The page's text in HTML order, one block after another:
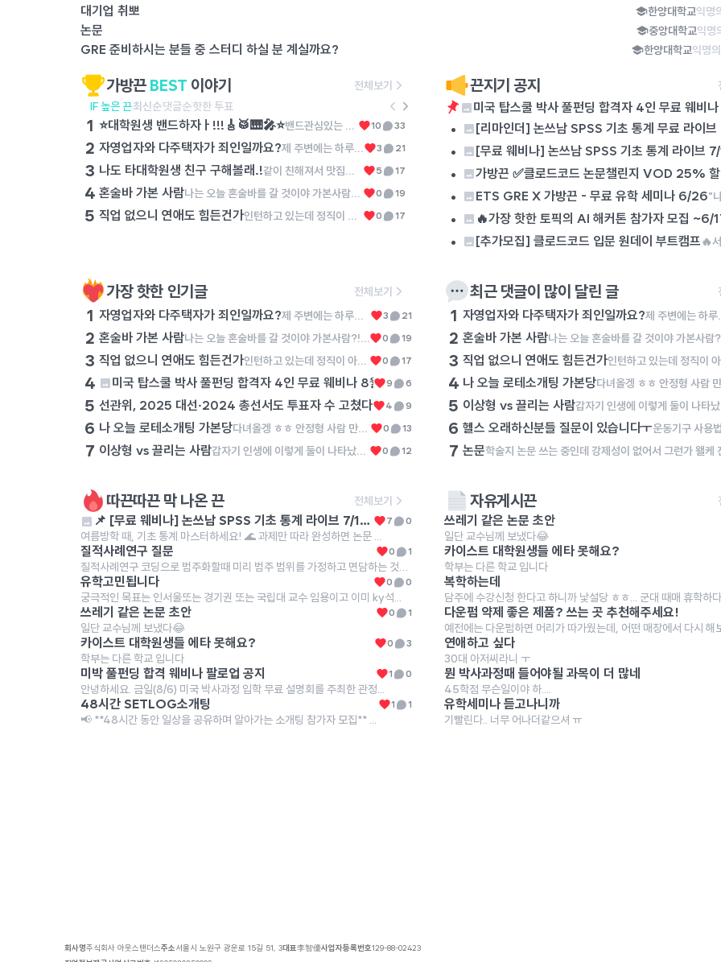
대기업 취뽀 한양대학교익명
논문 중앙대학교익명
GRE 준비하시는 분들 중 스터디 하실 분 계실까요? 한양대학교익명
가방끈BEST 이야기
전체보기
IF 높은 끈최신순댓글순핫한 투표
1 ⭐️대학원생 밴드하자ㅏ!!!🎸🥁🎹🎤⭐️ 밴드관심있는 사람?! 저번에 대학원생분들 모여서 합주 한번해봤는데 넘 좋더라구..!!!! રલા 나는,, 단순 일회성이아니라.. 장기적으로 밴드를 하거싶어서..!🥺✨ 음악이라는 좋은 관심사를 통해서 여럿이서 모여서 같이 뭘한다는게 엄청 뿌듯하고 재밌더라구?!!! >< 한번도 안해봤어도 괜찮아 ..!! 전공이 아니어도 괜찮아!!!! 그냥 밴드하는거에 진심인 사람이면 돼. 정기적으로 모여서 같이 합주하구 얘기도 나누고 내가 대문자 N이라서 그런지 모르겠는데..ㅋㅋ 나중에 혹시라도 잘되면 우리만의 자작곡같은거 만들어서 내거나 유명한 곡들 커버해서 인스타 계정 만들어서 혹시 우리 밴드가 커질수도 있나 .. 헤헤 라는 이상한 생각을 하기도 하지만(?) 여튼 너무 딥하게는 생각하지말고 ..! 밴드에 관심있거나 하고싶으면 나에게 꼭꼭 말해주었으면 해 ..!!!!!!!!! 𖤐 같이 재밌는 밴드 하자,,. 🥺✨ 🙏🏻🥲✨ 10 33
2 자영업자와 다주택자가 죄인일까요? 제 주변에는 하루에 최소 15시간, 많게는 19시간을 자기 몸과 영혼을 갈아서 자영업에 종사하는 이웃들이 있습니다. 이 분들은 순수 마진이라도 건지기 위해서 하루에 최소한 이 정도는 일해야 하고, 월 매출 6,000만 원을 넘기지 못하면 아르바이트생 월급도 주지 못하고 유지보수비에도 투자하지 못합니다. 그렇다보니 이 분들은 남녀 할 것 없이 1년에 쉬는 날이 1월 첫 날, 설날 당일, 추석 당일 밖에 없다고 이야기합니다. 그런데 과거 정부에서는 이 분들이 벌어들인 소득에 불필요하게 세금을 매기려 했고, 최저 시급도 너무 많이 올려서 코로나19 시기에는 이 분들이 애써 일구어 낸 사업을 접어야 하였습니다. 며칠 전 어느 대표님의 폐업을 돕는 일을 잠시 했습니다. 일을 하는 과정에서 켜켜이 쌓인 재고를 보며 마음이 너무 무거워졌습니다. 퇴근하고 학술논문을 쓰러 가는 길에 '사업을 하는 분들은 죄인인가?'라는 생각에 잠기곤 했습니다. 사업이란 이것이다! 도대체 사업을 하시는 분들이 무슨 죄를 지었길래 이러한 수모를 당해야만 하는지 이해가 가지 않습니다. 사업하는 분들을 조용히 응원하기라도 하면 몰라요. 그런데, 사업하는 분들이나 다주택자에 대해서 우리 사회는 저 분들을 적대시하기만 하고 저 분들에게서 돈을 뜯어내려고만 하고 있습니다. 우리는 이 분들이 낸 세금으로 살아가고 있는데, 이 분들의 입장이 되어 보기라도 했는지 모르겠습니다. 우연히 다주택자 분을 만나서 이야기를 나눠 봤습니다. "내가 국민학교 다녔을 때는 2명의 누나들과 4명의 형제들이랑 라면 한 봉지를 나눠서 먹을 정도로 힘들게 살았다. 중학생 때는 공납금을 제 때에 내지 못해서 쫓겨나는 것은 아닐까 불안해하며 살았다. 가난을 내 대에서 끊고, 내 자식과 손자들은 잘 살면 좋겠다는 일념으로 설날 당일과 추석 당일을 빼고 쉰 적이 없었고, 어렵게 모은 돈으로 불우한 청소년들한테 장학금도 주고 빌딩도 사고 아파트도 샀다. 그런데, 정부에서 가진 사람들에게 세금을 더 매기면 못 가진 사람들은 오히려 더 살기 힘들어진다. 다들 이걸 알기나 하는지 모르겠다." 사업을 하며 살아가는 사람들의 이야기는 조용히 묻히는 것이 너무 통탄스럽습니다. 다주택자들의 치열한 삶의 현장 또한 조용히 묻히는 것이 너무 아쉽습니다. 이런 이유로 저는 진보당이나 기본소득당 같은 반(反)기업 세력에 대해서는 그 글자를 보기만 해도 화가 치밀어오릅니다. 국민의힘이나 더불어민주당, 조국혁신당에서는 대기업 임원 출신(양향자 전 경기도지사 후보), 금융인 출신(김상욱 울산광역시장), 외국계 기업 출신(이언주 의원, 이해민 의원)이 꽤 있다 보니 경제 관념이 있는 사람들이 많다만 진보당이나 기본소득당에서는 사회생활을 해 본 사람이 단 한 명도 없어서 경제 관념이 없는 사람들이 많아 보입니다(보통 이런 부류들이 '투쟁', '분배'라는 말을 많이 씁니다). 그럼, 자영업자와 다주택자는 죄인일까요? 진짜 죄인은 '투쟁'과 '분배'를 외쳐대는 자들이 아닐까요? 3 21
3 나도 타대학원생 친구 구해볼래.! 같이 친해져서 맛집이나 카페가면 좋겠당.! 학사때 코로나때라 대학친구를 못사귀었는데ㅜ 대학원서 친구 만들고싶어😁 5 17
4 혼술바 가본 사람 나는 오늘 혼술바를 갈 것이야 가본사람?! 후기좀! 0 19
5 직업 없으니 연애도 힘든건가 인턴하고 있는데 정직이 아니니까... 자기소개도 뭐가 어렵네 아휴 슬프다 0 17
진심으로 궁금함 미용실에서 직원이 아닌 원장이 머리를 자른다고 가격을 더 받는 이유가 뭐임? 여러군데에서 머리를 잘라보지는 않았지만 원장이 자른다고 머리를 더 훌륭하게 자르는 것도 아니던데, 무슨 자신감으로 가격을 더 받는거지? 난 모르겠는데 사장이나 원장이 손님을 응대한다고 가격을 더 받는 다른 직업이 있나???? 0
좋아하는 사람 vs 좋아해주는 사람 나는 너무나 전자..인게 문제인거같아 아니 나는 이상형이 좀 상견례 안 프리패스 상이거든 성격도 좀 돌아있고 나를 덜 좋아해야 (안 좋아하면 또.. 안 됨.) 끌려 근데 나는 나이가 있는 편이라서 그런지 요새 나를 되게열심히 좋아해주는 사람이 있어서 이젠 좀 그런걸 다 포기하고.. 만나봐야하나 싶어 나는 나를 좋아해주는 사람이랑은 이주이상 사겨본적은 없거든? 혹시.. 한달이나 그 이상 만나면 처음보다 마음이 커질까?? 그동안 길게 사귄 사람들은 항상 내가열심히 노력해서 사귄 경우였어 지금은 일단 노력을 할 에너지가 없고 노력할만큼 아주크게 반한 사람도 없어서 그게 문제야 0
미국 탑스쿨 박사 풀펀딩 합격자 4인 무료 웨비나 8월
배드민턴 칠사람..없니..서울이야 0
석사생들 다들 몇학기 남았어?ㅠ 나는 이제 다음학기면 끝나는데 넘 힘들당ㅜ
끈지기 공지
미국 탑스쿨 박사 풀펀딩 합격자 4인 무료 웨비
• [리마인더] 논쓰남 SPSS 기초 통계 무료 라이브
• [무료 웨비나] 논쓰남 SPSS 기초 통계 라이브
• 가방끈 ✅클로드코드 논문챌린지 VOD 25%
• ETS GRE X 가방끈 - 무료 유학 세미나 6/26
• 🔥가장 핫한 토픽의 AI 해커톤 참가자 모집 ~6/
• [추가모집] 클로드코드 입문 원데이 부트캠프
가장 핫한 인기글 전체보기
1 자영업자와 다주택자가 죄인일까요? 제 주변에는 하루에 최소 15시간, 많게는 19시간을 자기 몸과 영혼을 갈아서 자영업에 종사하는 이웃들이 있습니다. 이 분들은 순수 마진이라도 건지기 위해서 하루에 최소한 이 정도는 일해야 하고, 월 매출 6,000만 원을 넘기지 못하면 아르바이트생 월급도 주지 못하고 유지보수비에도 투자하지 못합니다. 그렇다보니 이 분들은 남녀 할 것 없이 1년에 쉬는 날이 1월 첫 날, 설날 당일, 추석 당일 밖에 없다고 이야기합니다. 그런데 과거 정부에서는 이 분들이 벌어들인 소득에 불필요하게 세금을 매기려 했고, 최저 시급도 너무 많이 올려서 코로나19 시기에는 이 분들이 애써 일구어 낸 사업을 접어야 하였습니다. 며칠 전 어느 대표님의 폐업을 돕는 일을 잠시 했습니다. 일을 하는 과정에서 켜켜이 쌓인 재고를 보며 마음이 너무 무거워졌습니다. 퇴근하고 학술논문을 쓰러 가는 길에 '사업을 하는 분들은 죄인인가?'라는 생각에 잠기곤 했습니다. 사업이란 이것이다! 도대체 사업을 하시는 분들이 무슨 죄를 지었길래 이러한 수모를 당해야만 하는지 이해가 가지 않습니다. 사업하는 분들을 조용히 응원하기라도 하면 몰라요. 그런데, 사업하는 분들이나 다주택자에 대해서 우리 사회는 저 분들을 적대시하기만 하고 저 분들에게서 돈을 뜯어내려고만 하고 있습니다. 우리는 이 분들이 낸 세금으로 살아가고 있는데, 이 분들의 입장이 되어 보기라도 했는지 모르겠습니다. 우연히 다주택자 분을 만나서 이야기를 나눠 봤습니다. "내가 국민학교 다녔을 때는 2명의 누나들과 4명의 형제들이랑 라면 한 봉지를 나눠서 먹을 정도로 힘들게 살았다. 중학생 때는 공납금을 제 때에 내지 못해서 쫓겨나는 것은 아닐까 불안해하며 살았다. 가난을 내 대에서 끊고, 내 자식과 손자들은 잘 살면 좋겠다는 일념으로 설날 당일과 추석 당일을 빼고 쉰 적이 없었고, 어렵게 모은 돈으로 불우한 청소년들한테 장학금도 주고 빌딩도 사고 아파트도 샀다. 그런데, 정부에서 가진 사람들에게 세금을 더 매기면 못 가진 사람들은 오히려 더 살기 힘들어진다. 다들 이걸 알기나 하는지 모르겠다." 사업을 하며 살아가는 사람들의 이야기는 조용히 묻히는 것이 너무 통탄스럽습니다. 다주택자들의 치열한 삶의 현장 또한 조용히 묻히는 것이 너무 아쉽습니다. 이런 이유로 저는 진보당이나 기본소득당 같은 반(反)기업 세력에 대해서는 그 글자를 보기만 해도 화가 치밀어오릅니다. 국민의힘이나 더불어민주당, 조국혁신당에서는 대기업 임원 출신(양향자 전 경기도지사 후보), 금융인 출신(김상욱 울산광역시장), 외국계 기업 출신(이언주 의원, 이해민 의원)이 꽤 있다 보니 경제 관념이 있는 사람들이 많다만 진보당이나 기본소득당에서는 사회생활을 해 본 사람이 단 한 명도 없어서 경제 관념이 없는 사람들이 많아 보입니다(보통 이런 부류들이 '투쟁', '분배'라는 말을 많이 씁니다). 그럼, 자영업자와 다주택자는 죄인일까요? 진짜 죄인은 '투쟁'과 '분배'를 외쳐대는 자들이 아닐까요? 3 21
2 혼술바 가본 사람 나는 오늘 혼술바를 갈 것이야 가본사람?! 후기좀! 0 19
3 직업 없으니 연애도 힘든건가 인턴하고 있는데 정직이 아니니까... 자기소개도 뭐가 어렵네 아휴 슬프다 0 17
4 미국 탑스쿨 박사 풀펀딩 합격자 4인 무료 웨비나 8월 6일 목요일 1PM🎓 미국 TOP 대학 박사과정, 어떻게 준비해야 할까
9 6
5 선관위, 2025 대선·2024 총선서도 투표자 수 고쳤다https://n.news.naver.com/article/023/0003990860?sid=100
4 9
6 나 오늘 로테소개팅 가본당 다녀올겡 ㅎㅎ 안정형 사람 만나고 싶다 0 13
7 이상형 vs 끌리는 사람 갑자기 인생에 이렇게 둘이 나타났다면, 어느 분을 알아가보고 싶어? 이상형이 전혀 안 끌리는 게 아니라 끌림의 정도가 40,60 정도로 후자가 더 커 0 12
최근 댓글이 많이 달린 글
1 자영업자와 다주택자가 죄인일까요? 제 주변에는 하루에 최소 15시간, 많게는 19시간을 자기 몸과 영혼을 갈아서 자영업에 종사하는 이웃들이 있습니다. 이 분들은 순수 마진이라도 건지기 위해서 하루에 최소한 이 정도는 일해야 하고, 월 매출 6,000만 원을 넘기지 못하면 아르바이트생 월급도 주지 못하고 유지보수비에도 투자하지 못합니다. 그렇다보니 이 분들은 남녀 할 것 없이 1년에 쉬는 날이 1월 첫 날, 설날 당일, 추석 당일 밖에 없다고 이야기합니다. 그런데 과거 정부에서는 이 분들이 벌어들인 소득에 불필요하게 세금을 매기려 했고, 최저 시급도 너무 많이 올려서 코로나19 시기에는 이 분들이 애써 일구어
2 혼술바 가본 사람
3 직업 없으니 연애도 힘든건가
4 나 오늘 로테소개팅 가본당
5 이상형 vs 끌리는 사람
6 헬스 오래하신분들 질문이 있습니다ㅜ
7 논문
따끈따끈 막 나온 끈 전체보기
📌 [무료 웨비나] 논쓰남 SPSS 기초 통계 라이브 7/12일, 14일 7 0
여름방학 때, 기초 통계 마스터하세요! 🌊 과제만 따라 완성하면 논문 ...
질적사례연구 질문 0 1
유학고민됩니다 0 0
궁극적인 목표는 인서울또는 경기권 또는 국립대 교수 임용이고 이미 ky석...
쓰레기 같은 논문 초안 0 1
일단 교수님께 보냈다😂
카이스트 대학원생들 에타 못해요? 0 3
학부는 다른 학교 입니다
미박 풀펀딩 합격 웨비나 팔로업 공지 1 0
안녕하세요. 금일(8/6) 미국 박사과정 입학 무료 설명회를 주최한 관정...
48시간 SETLOG소개팅 1 1
📢 **48시간 동안 일상을 공유하며 알아가는 소개팅 참가자 모집** ...
자유게시끈
쓰레기 같은 논문 초안
일단 교수님께 보냈다😂
카이스트 대학원생들 에타 못해요?
학부는 다른 학교 입니다
복학하는데
다운펌 약제 좋은 제품? 쓰는 곳 추천해주세요!
연애하고 싶다
30대 아저씨라니 ㅜ
뭔 박사과정때 들어야될 과목이 더 많네
45학점 무슨일이야 하....
유학세미나 듣고나니까
기빨린다.. 너무 어나더같으셔 ㅠ
회사명주식회사 아웃스탠더스주소서울시 노원구 광운로 15길 51, 3대표李智優사업자등록번호129-88-02423